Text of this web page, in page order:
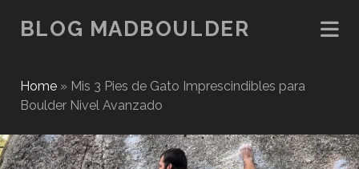
BLOG MADBOULDER
Home» Mis 3 Pies de Gato Imprescindibles para
Boulder Nivel Avanzado